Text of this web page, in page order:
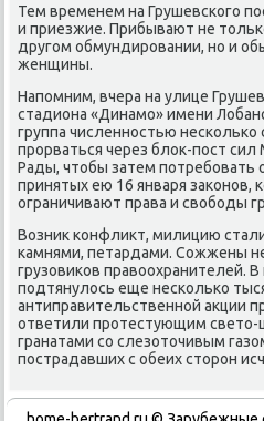
Тем временем на Грушевского
и приезжие. Прибывают не
другом обмундировании, но и
женщины.
Напомним, вчера на улице
стадиона «Динамо» имени
группа численностью
прорваться через блок-пост
Рады, чтобы затем потребовать
принятых ею 16 января законов,
ограничивают права и свободы
Возник конфликт, милицию
камнями, петардами. Сожжены
грузовиков правоохранителей.
подтянулось еще несколько
антиправительственной акции
ответили протестующим
гранатами со слезоточивым
пострадавших с обеих сторон